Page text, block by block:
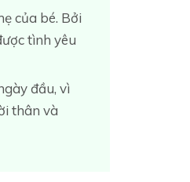
của bé. Bởi
tình yêu
đầu, vì
thân và